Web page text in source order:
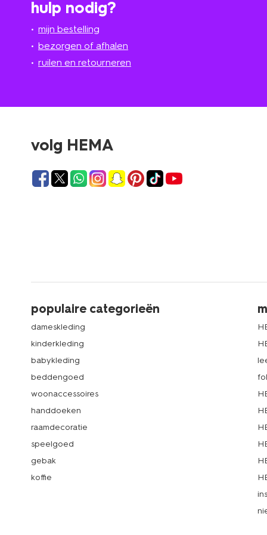
hulp nodig?
mijn bestelling
bezorgen of afhalen
ruilen en retourneren
volg HEMA
populaire categorieën
dameskleding
kinderkleding
babykleding
beddengoed
woonaccessoires
handdoeken
raamdecoratie
speelgoed
gebak
koffie